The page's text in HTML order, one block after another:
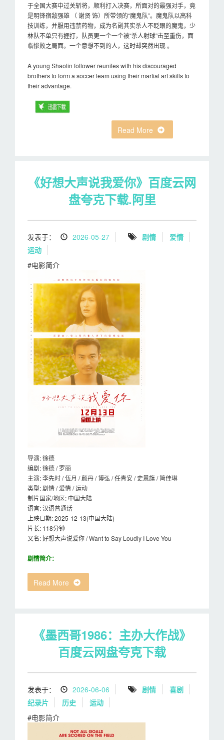
于全国大赛中过关斩将，顺利打入决赛，所面对的最强对手，竟
是明锋宿敌强雄 （ 谢贤 饰）所带领的“魔鬼队”。魔鬼队以高科
技训练，并服用违禁药物，成为名副其实杀人不眨眼的魔鬼，少
林队不单只有捱打，队员更一个一个被“杀人射球”击至重伤，面
临惨败之局面。一个意想不到的人，这时却突然出现 。
A young Shaolin follower reunites with his discouraged
brothers to form a soccer team using their martial art skills to
their advantage.
Read More
《好想大声说我爱你》百度云网
盘夸克下载.阿里
发表于： 2026-05-27 剧情
爱情
运动
#电影简介
导演: 徐德
编剧: 徐德 / 罗丽
主演: 李先时 / 伍月 / 颜丹 / 博弘 / 任青安 / 史恩旗 / 简佳琳
类型: 剧情 / 爱情 / 运动
制片国家/地区: 中国大陆
语言: 汉语普通话
上映日期: 2025-12-13(中国大陆)
片长: 118分钟
又名: 好想大声说爱你 / Want to Say Loudly I Love You
剧情简介：
Read More
《墨西哥1986：主办大作战》
百度云网盘夸克下载
发表于： 2026-06-06 剧情
喜剧
纪录片
历史
运动
#电影简介